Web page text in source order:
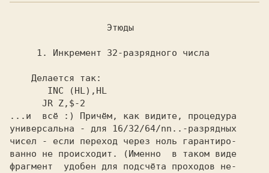
                 Этюды
    1. Инкремент 32-разрядного числа
   Делается так:
     INC (HL),HL
     JR Z,$-2
...и  всё :) Причём, как видите, процедура
универсальна - для 16/32/64/nn..-разрядных
чисел - если переход через ноль гарантиро-
ванно не происходит. (Именно  в таком виде
фрагмент  удобен для подсчёта проходов не-